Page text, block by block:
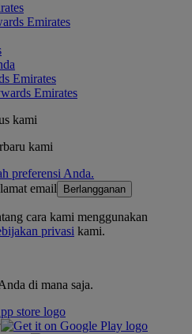
Emirates
Emirates
Emirates
kami
kami
preferensi Anda.
email
Berlangganan
cara kami menggunakan
privasi kami.
di mana saja.